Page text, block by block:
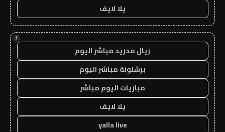
يلا لايف
!
ريال مدريد مباشر اليوم
برشلونة مباشر اليوم
مباريات اليوم مباشر
يلا لايف
yalla live